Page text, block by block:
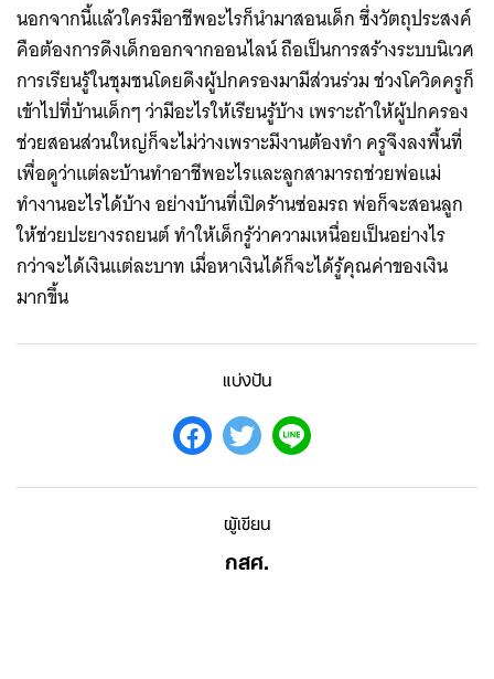
นอกจากนี้แล้วใครมีอาชีพอะไรก็นำมาสอนเด็ก ซึ่งวัตถุประสงค์
คือต้องการดึงเด็กออกจากออนไลน์ ถือเป็นการสร้างระบบนิเวศ
การเรียนรู้ในชุมชนโดยดึงผู้ปกครองมามีส่วนร่วม ช่วงโควิดครูก็
เข้าไปที่บ้านเด็กๆ ว่ามีอะไรให้เรียนรู้บ้าง เพราะถ้าให้ผู้ปกครอง
ช่วยสอนส่วนใหญ่ก็จะไม่ว่างเพราะมีงานต้องทำ ครูจึงลงพื้นที่
เพื่อดูว่าแต่ละบ้านทำอาชีพอะไรและลูกสามารถช่วยพ่อแม่
ทำงานอะไรได้บ้าง อย่างบ้านที่เปิดร้านซ่อมรถ พ่อก็จะสอนลูก
ให้ช่วยปะยางรถยนต์ ทำให้เด็กรู้ว่าความเหนื่อยเป็นอย่างไร
กว่าจะได้เงินแต่ละบาท เมื่อหาเงินได้ก็จะได้รู้คุณค่าของเงิน
มากขึ้น
แบ่งปัน
ผู้เขียน
กสศ.